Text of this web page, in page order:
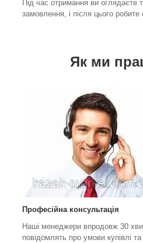
Під час отримання ви оглядаєте
замовлення, і після цього робите
Як ми
Професійна консультація
Наші менеджери впродовж 30
повідомлять про умови купівлі